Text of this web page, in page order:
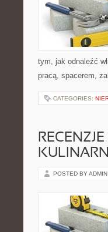
tym, jak odnaleźć
pracą, spacerem,
CATEGORIES:
POSTED BY ADMIN